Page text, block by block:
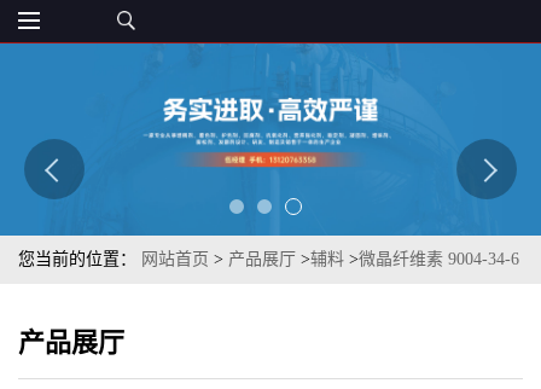
您当前的位置： 网站首页 > 产品展厅 >辅料 >微晶纤维素 9004-34-6
产品展厅